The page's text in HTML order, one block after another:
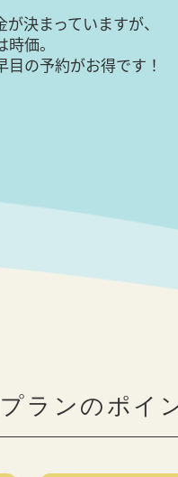
決まっていますが、
価。
の予約がお得です！
ランのポイ